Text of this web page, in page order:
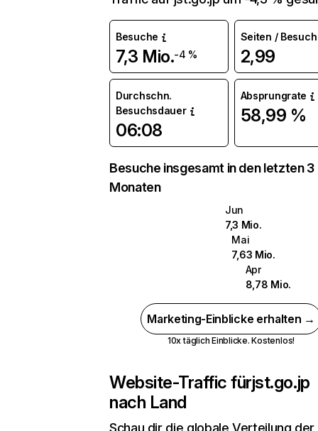
Besuche
7,3 Mio.-4 %
Seiten / Besuch
2,99
Durchschn.
Besuchsdauer
06:08
Absprungrate
58,99 %
Besuche insgesamt in den letzten 3
Monaten
Jun
7,3 Mio.
Mai
7,63 Mio.
Apr
8,78 Mio.
Marketing-Einblicke erhalten →
10x täglich Einblicke. Kostenlos!
Website-Traffic fürjst.go.jp
nach Land
Schau dir die globale Verteilung der